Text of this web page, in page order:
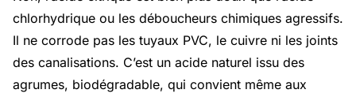
chlorhydrique ou les déboucheurs chimiques agressifs.
Il ne corrode pas les tuyaux PVC, le cuivre ni les joints
des canalisations. C’est un acide naturel issu des
agrumes, biodégradable, qui convient même aux